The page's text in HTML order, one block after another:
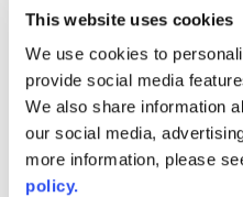
This website uses cookies
We use cookies to
provide social media
We also share information
our social media,
more information, please
policy.
AVONITE® 10 YEAR
Warranty
PT #